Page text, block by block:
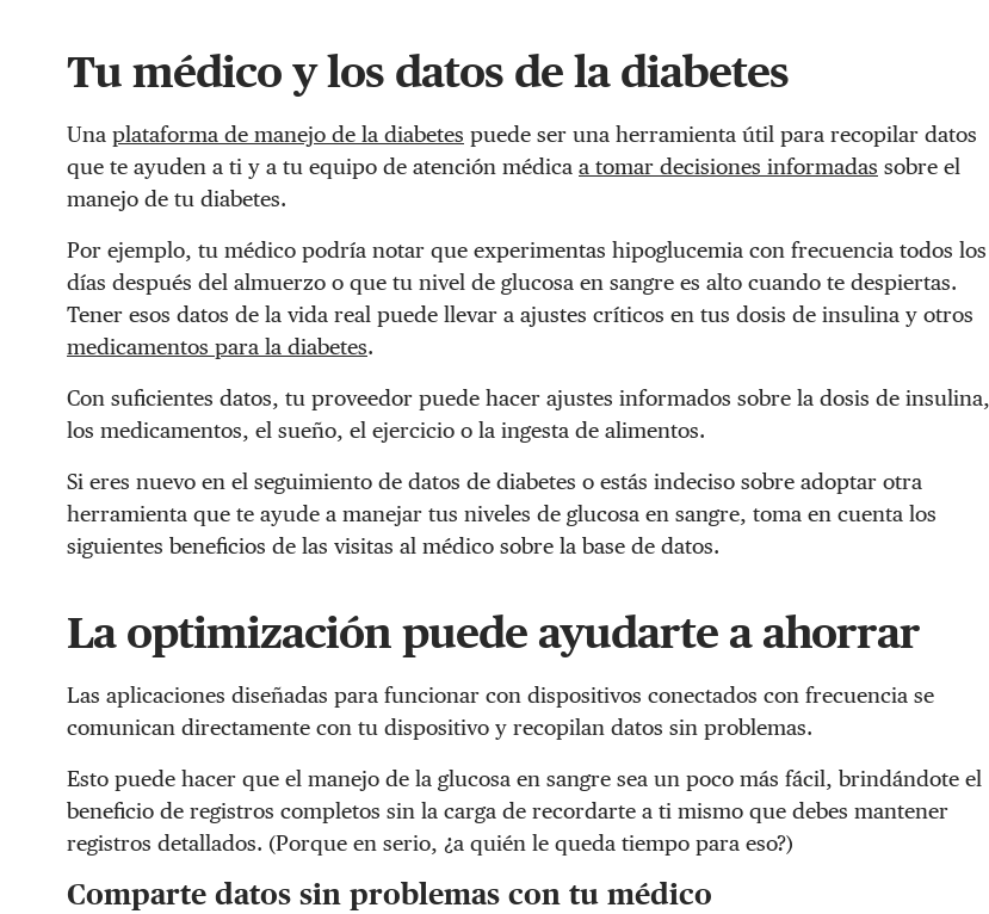
Tu médico y los datos de la diabetes
Una plataforma de manejo de la diabetes puede ser una herramienta útil para recopilar datos
que te ayuden a ti y a tu equipo de atención médica a tomar decisiones informadas sobre el
manejo de tu diabetes.
Por ejemplo, tu médico podría notar que experimentas hipoglucemia con frecuencia todos los
días después del almuerzo o que tu nivel de glucosa en sangre es alto cuando te despiertas.
Tener esos datos de la vida real puede llevar a ajustes críticos en tus dosis de insulina y otros
medicamentos para la diabetes.
Con suficientes datos, tu proveedor puede hacer ajustes informados sobre la dosis de insulina,
los medicamentos, el sueño, el ejercicio o la ingesta de alimentos.
Si eres nuevo en el seguimiento de datos de diabetes o estás indeciso sobre adoptar otra
herramienta que te ayude a manejar tus niveles de glucosa en sangre, toma en cuenta los
siguientes beneficios de las visitas al médico sobre la base de datos.
La optimización puede ayudarte a ahorrar
Las aplicaciones diseñadas para funcionar con dispositivos conectados con frecuencia se
comunican directamente con tu dispositivo y recopilan datos sin problemas.
Esto puede hacer que el manejo de la glucosa en sangre sea un poco más fácil, brindándote el
beneficio de registros completos sin la carga de recordarte a ti mismo que debes mantener
registros detallados. (Porque en serio, ¿a quién le queda tiempo para eso?)
Comparte datos sin problemas con tu médico